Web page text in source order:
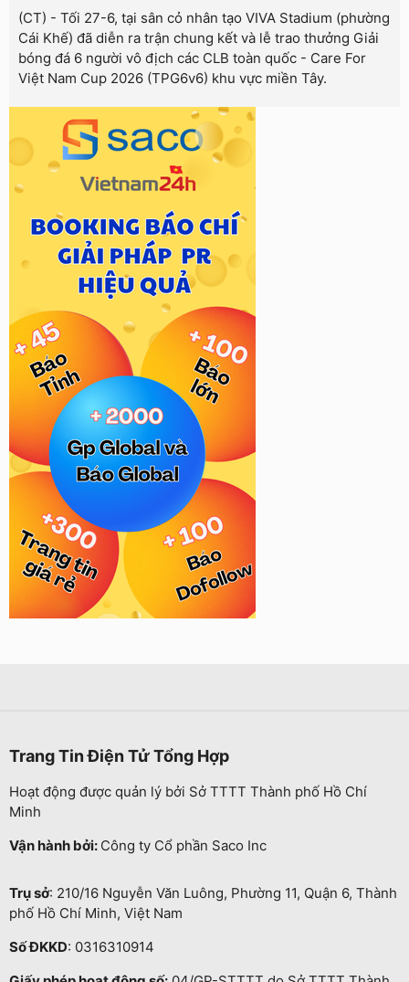
(CT) - Tối 27-6, tại sân cỏ nhân tạo VIVA Stadium (phường
Cái Khế) đã diễn ra trận chung kết và lễ trao thưởng Giải
bóng đá 6 người vô địch các CLB toàn quốc - Care For
Việt Nam Cup 2026 (TPG6v6) khu vực miền Tây.
Trang Tin Điện Tử Tổng Hợp
Hoạt động được quản lý bởi Sở TTTT Thành phố Hồ Chí
Minh
Vận hành bởi: Công ty Cổ phần Saco Inc
Trụ sở: 210/16 Nguyễn Văn Luông, Phường 11, Quận 6, Thành
phố Hồ Chí Minh, Việt Nam
Số ĐKKD: 0316310914